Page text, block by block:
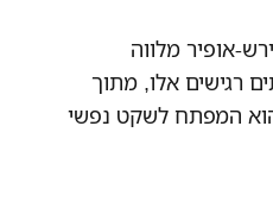
אופיר מלווה
רגישים אלו, מתוך
המפתח לשקט נפשי